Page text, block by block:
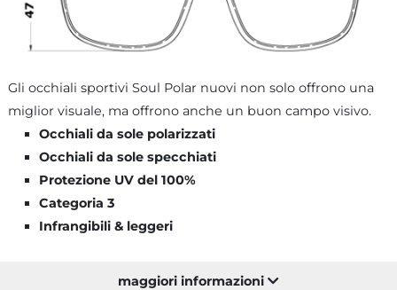
Gli occhiali sportivi Soul Polar nuovi non solo offrono una
miglior visuale, ma offrono anche un buon campo visivo.
Occhiali da sole polarizzati
Occhiali da sole specchiati
Protezione UV del 100%
Categoria 3
Infrangibili & leggeri
maggiori informazioni